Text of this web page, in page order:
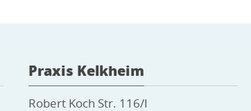
Praxis Kelkheim
Robert Koch Str. 116/I